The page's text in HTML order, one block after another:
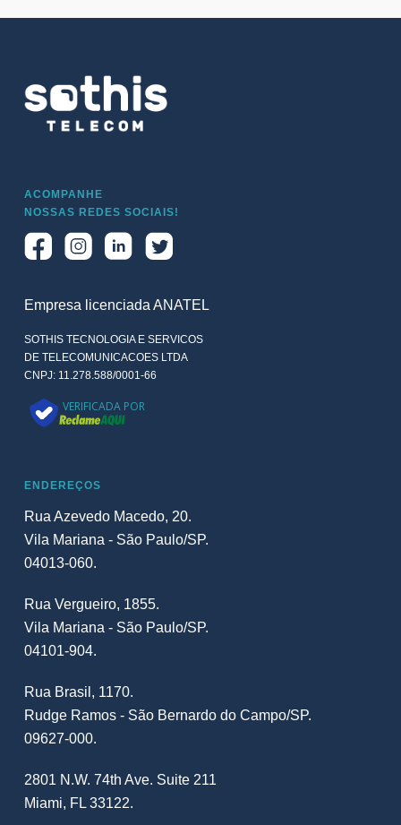
ACOMPANHE
NOSSAS REDES SOCIAIS!
Empresa licenciada ANATEL
SOTHIS TECNOLOGIA E SERVICOS
DE TELECOMUNICACOES LTDA
CNPJ: 11.278.588/0001-66
VERIFICADA POR
ENDEREÇOS
Rua Azevedo Macedo, 20.
Vila Mariana - São Paulo/SP.
04013-060.
Rua Vergueiro, 1855.
Vila Mariana - São Paulo/SP.
04101-904.
Rua Brasil, 1170.
Rudge Ramos - São Bernardo do Campo/SP.
09627-000.
2801 N.W. 74th Ave. Suite 211
Miami, FL 33122.